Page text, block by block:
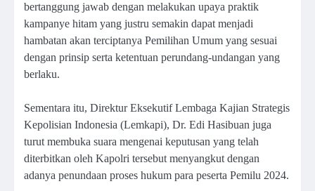
bertanggung jawab dengan melakukan upaya praktik
kampanye hitam yang justru semakin dapat menjadi
hambatan akan terciptanya Pemilihan Umum yang sesuai
dengan prinsip serta ketentuan perundang-undangan yang
berlaku.
Sementara itu, Direktur Eksekutif Lembaga Kajian Strategis
Kepolisian Indonesia (Lemkapi), Dr. Edi Hasibuan juga
turut membuka suara mengenai keputusan yang telah
diterbitkan oleh Kapolri tersebut menyangkut dengan
adanya penundaan proses hukum para peserta Pemilu 2024.